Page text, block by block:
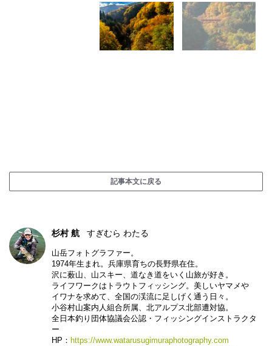
記事本文に戻る
杉村 航 すぎむら わたる
山岳フォトグラファー。
1974年生まれ。兵庫県育ちの長野県在住。
沢に薮山、山スキー、道なき道をいく山旅が好き。
ライフワークはトラウトフィッシング。美しいヤマメや
イワナを求めて、全国の渓流に足しげく通う日々。
小谷村山案内人組合所属、北アルプス北部遭対協。
全日本釣り団体協議会公認・フィッシングインストラクタ
ー
HP： https://www.watarusugimuraphotography.com